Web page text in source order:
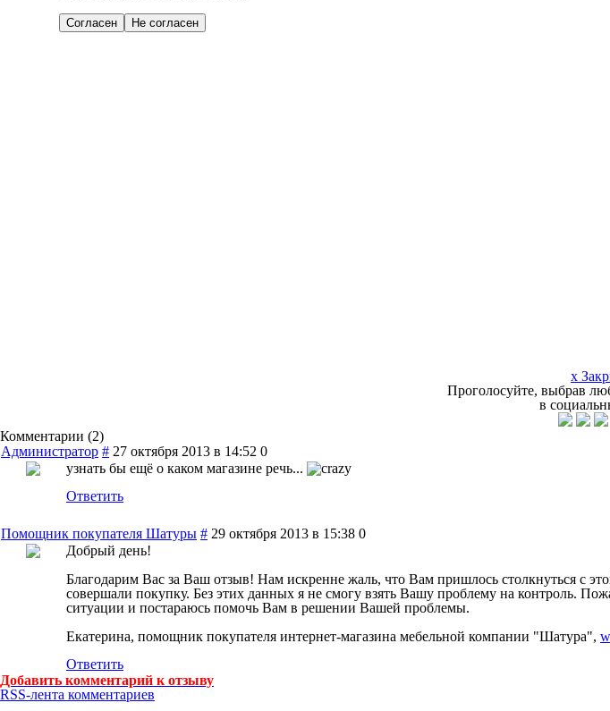
x
Проголосуйте, выбрав
в
Комментарии (2)
Администратор # 27 октября 2013 в 14:52 0
узнать бы ещё о каком магазине речь...
Ответить
Помощник покупателя Шатуры # 29 октября 2013 в 15:38 0
Добрый день!
Благодарим Вас за Ваш отзыв! Нам искренне жаль, что Вам пришлось столкнуться с
совершали покупку. Без этих данных я не смогу взять Вашу проблему на контроль.
ситуации и постараюсь помочь Вам в решении Вашей проблемы.
Екатерина, помощник покупателя интернет-магазина мебельной компании "Шатура",
Ответить
Добавить комментарий к отзыву
RSS-лента комментариев